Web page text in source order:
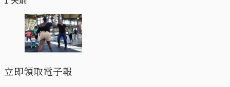
立即領取電子報